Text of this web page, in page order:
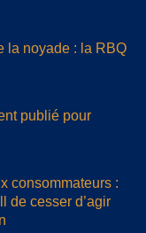
la noyade : la RBQ
publié pour
consommateurs :
de cesser d’agir